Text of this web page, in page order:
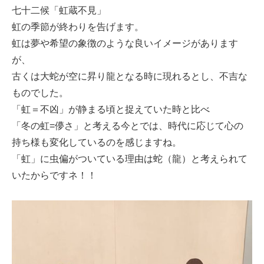
七十二候「虹蔵不見」
虹の季節が終わりを告げます。
虹は夢や希望の象徴のような良いイメージがあります
が、
古くは大蛇が空に昇り龍となる時に現れるとし、不吉な
ものでした。
「虹＝不凶」が静まる頃と捉えていた時と比べ
「冬の虹=儚さ」と考える今とでは、時代に応じて心の
持ち様も変化しているのを感じますね。
「虹」に虫偏がついている理由は蛇（龍）と考えられて
いたからですネ！！